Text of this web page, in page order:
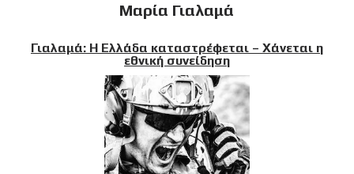
Μαρία Γιαλαμά
Γιαλαμά: Η Ελλάδα καταστρέφεται – Χάνεται η
εθνική συνείδηση